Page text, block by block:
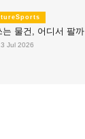
는 물건, 어디서 팔까
Jul 2026